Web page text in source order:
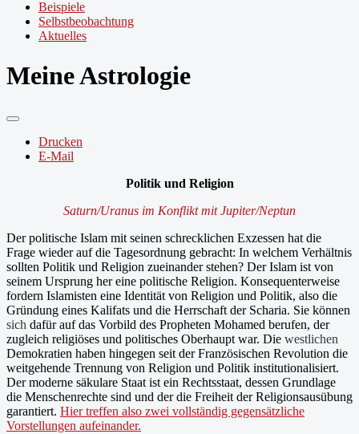
Beispiele
Selbstbeobachtung
Aktuelles
Meine Astrologie
Drucken
E-Mail
Politik und Religion
Saturn/Uranus im Konflikt mit Jupiter/Neptun
Der politische Islam mit seinen schrecklichen Exzessen hat die
Frage wieder auf die Tagesordnung gebracht: In welchem Verhältnis
sollten Politik und Religion zueinander stehen? Der Islam ist von
seinem Ursprung her eine politische Religion. Konsequenterweise
fordern Islamisten eine Identität von Religion und Politik, also die
Gründung eines Kalifats und die Herrschaft der Scharia. Sie können
sich dafür auf das Vorbild des Propheten Mohamed berufen, der
zugleich religiöses und politisches Oberhaupt war. Die westlichen
Demokratien haben hingegen seit der Französischen Revolution die
weitgehende Trennung von Religion und Politik institutionalisiert.
Der moderne säkulare Staat ist ein Rechtsstaat, dessen Grundlage
die Menschenrechte sind und der die Freiheit der Religionsausübung
garantiert. Hier treffen also zwei vollständig gegensätzliche
Vorstellungen aufeinander.